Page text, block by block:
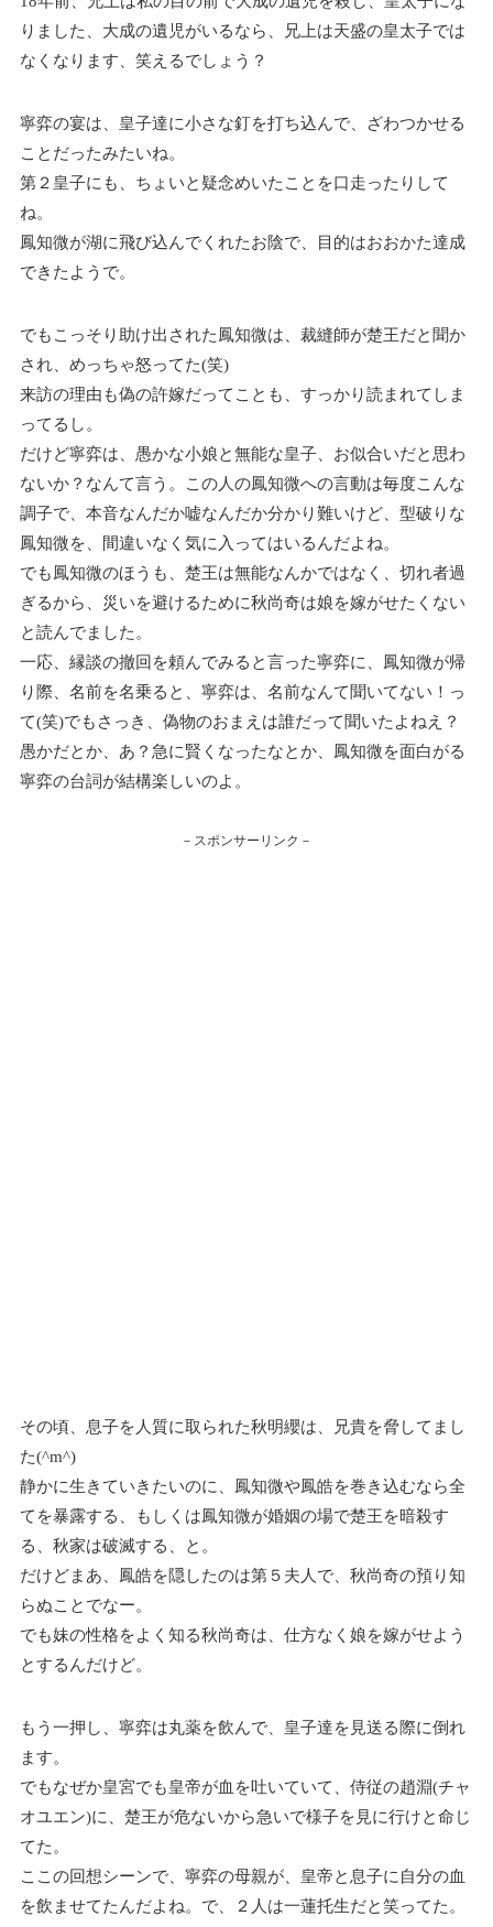
りました、大成の遺児がいるなら、兄上は天盛の皇太子では
なくなります、笑えるでしょう？
寧弈の宴は、皇子達に小さな釘を打ち込んで、ざわつかせる
ことだったみたいね。
第２皇子にも、ちょいと疑念めいたことを口走ったりして
ね。
鳳知微が湖に飛び込んでくれたお陰で、目的はおおかた達成
できたようで。
でもこっそり助け出された鳳知微は、裁縫師が楚王だと聞か
され、めっちゃ怒ってた(笑)
来訪の理由も偽の許嫁だってことも、すっかり読まれてしま
ってるし。
だけど寧弈は、愚かな小娘と無能な皇子、お似合いだと思わ
ないか？なんて言う。この人の鳳知微への言動は毎度こんな
調子で、本音なんだか嘘なんだか分かり難いけど、型破りな
鳳知微を、間違いなく気に入ってはいるんだよね。
でも鳳知微のほうも、楚王は無能なんかではなく、切れ者過
ぎるから、災いを避けるために秋尚奇は娘を嫁がせたくない
と読んでました。
一応、縁談の撤回を頼んでみると言った寧弈に、鳳知微が帰
り際、名前を名乗ると、寧弈は、名前なんて聞いてない！っ
て(笑)でもさっき、偽物のおまえは誰だって聞いたよねえ？
愚かだとか、あ？急に賢くなったなとか、鳳知微を面白がる
寧弈の台詞が結構楽しいのよ。
－スポンサーリンク－
その頃、息子を人質に取られた秋明纓は、兄貴を脅してまし
た(^m^)
静かに生きていきたいのに、鳳知微や鳳皓を巻き込むなら全
てを暴露する、もしくは鳳知微が婚姻の場で楚王を暗殺す
る、秋家は破滅する、と。
だけどまあ、鳳皓を隠したのは第５夫人で、秋尚奇の預り知
らぬことでなー。
でも妹の性格をよく知る秋尚奇は、仕方なく娘を嫁がせよう
とするんだけど。
もう一押し、寧弈は丸薬を飲んで、皇子達を見送る際に倒れ
ます。
でもなぜか皇宮でも皇帝が血を吐いていて、侍従の趙淵(チャ
オユエン)に、楚王が危ないから急いで様子を見に行けと命じ
てた。
ここの回想シーンで、寧弈の母親が、皇帝と息子に自分の血
を飲ませてたんだよね。で、２人は一蓮托生だと笑ってた。